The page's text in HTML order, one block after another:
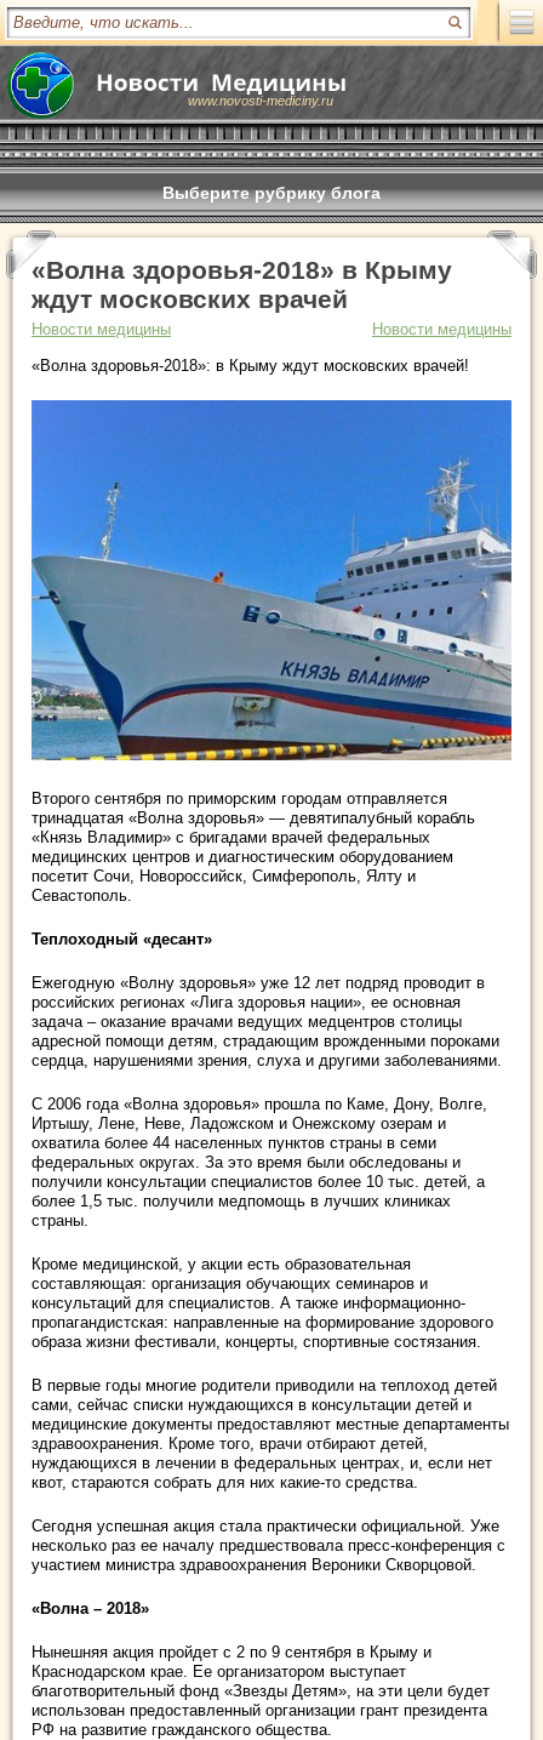
www.novosti-mediciny.ru
Выберите рубрику блога
«Волна здоровья-2018» в Крыму
ждут московских врачей
Новости медицины
Новости медицины
«Волна здоровья-2018»: в Крыму ждут московских врачей!
Второго сентября по приморским городам отправляется
тринадцатая «Волна здоровья» — девятипалубный корабль
«Князь Владимир» с бригадами врачей федеральных
медицинских центров и диагностическим оборудованием
посетит Сочи, Новороссийск, Симферополь, Ялту и
Севастополь.
Теплоходный «десант»
Ежегодную «Волну здоровья» уже 12 лет подряд проводит в
российских регионах «Лига здоровья нации», ее основная
задача – оказание врачами ведущих медцентров столицы
адресной помощи детям, страдающим врожденными пороками
сердца, нарушениями зрения, слуха и другими заболеваниями.
С 2006 года «Волна здоровья» прошла по Каме, Дону, Волге,
Иртышу, Лене, Неве, Ладожском и Онежскому озерам и
охватила более 44 населенных пунктов страны в семи
федеральных округах. За это время были обследованы и
получили консультации специалистов более 10 тыс. детей, а
более 1,5 тыс. получили медпомощь в лучших клиниках
страны.
Кроме медицинской, у акции есть образовательная
составляющая: организация обучающих семинаров и
консультаций для специалистов. А также информационно-
пропагандистская: направленные на формирование здорового
образа жизни фестивали, концерты, спортивные состязания.
В первые годы многие родители приводили на теплоход детей
сами, сейчас списки нуждающихся в консультации детей и
медицинские документы предоставляют местные департаменты
здравоохранения. Кроме того, врачи отбирают детей,
нуждающихся в лечении в федеральных центрах, и, если нет
квот, стараются собрать для них какие-то средства.
Сегодня успешная акция стала практически официальной. Уже
несколько раз ее началу предшествовала пресс-конференция с
участием министра здравоохранения Вероники Скворцовой.
«Волна – 2018»
Нынешняя акция пройдет с 2 по 9 сентября в Крыму и
Краснодарском крае. Ее организатором выступает
благотворительный фонд «Звезды Детям», на эти цели будет
использован предоставленный организации грант президента
РФ на развитие гражданского общества.